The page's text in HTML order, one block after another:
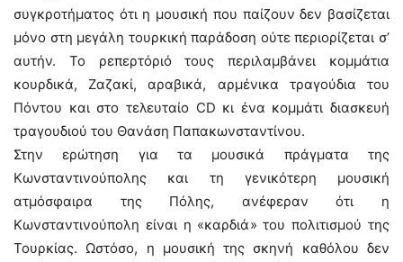
συγκροτήματος ότι η μουσική που παίζουν δεν βασίζεται
μόνο στη μεγάλη τουρκική παράδοση ούτε περιορίζεται σ’
αυτήν. Το ρεπερτόριό τους περιλαμβάνει κομμάτια
κουρδικά, Ζαζακί, αραβικά, αρμένικα τραγούδια του
Πόντου και στο τελευταίο CD κι ένα κομμάτι διασκευή
τραγουδιού του Θανάση Παπακωνσταντίνου.
Στην ερώτηση για τα μουσικά πράγματα της
Κωνσταντινούπολης και τη γενικότερη μουσική
ατμόσφαιρα της Πόλης, ανέφεραν ότι η
Κωνσταντινούπολη είναι η «καρδιά» του πολιτισμού της
Τουρκίας. Ωστόσο, η μουσική της σκηνή καθόλου δεν